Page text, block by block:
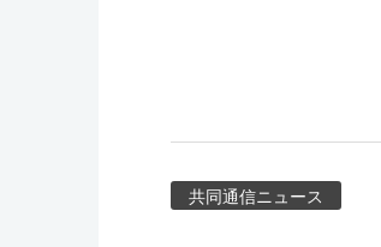
共同通信ニュース